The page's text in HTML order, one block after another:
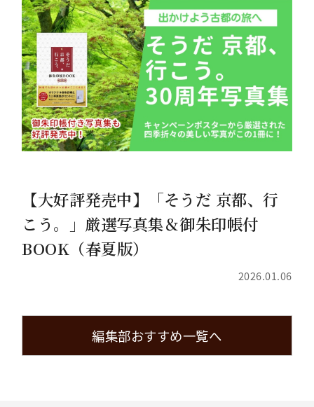
【大好評発売中】「そうだ 京都、行
こう。」厳選写真集＆御朱印帳付
BOOK（春夏版）
2026.01.06
編集部おすすめ一覧へ